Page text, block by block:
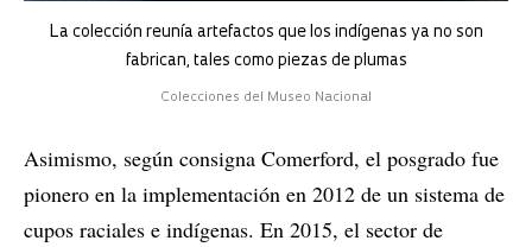
La colección reunía artefactos que los indígenas ya no son
fabrican, tales como piezas de plumas
Colecciones del Museo Nacional
Asimismo, según consigna Comerford, el posgrado fue
pionero en la implementación en 2012 de un sistema de
cupos raciales e indígenas. En 2015, el sector de